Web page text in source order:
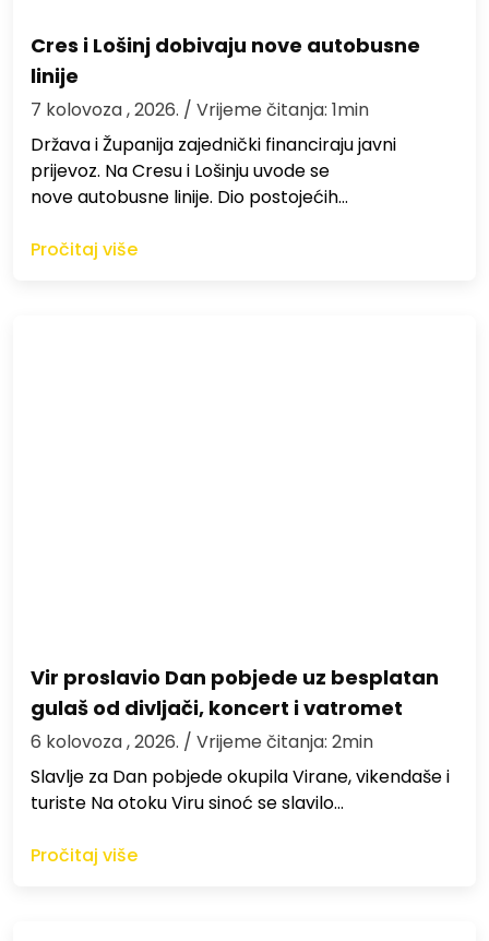
Cres i Lošinj dobivaju nove autobusne
linije
7 kolovoza , 2026. / Vrijeme čitanja: 1min
Država i Županija zajednički financiraju javni
prijevoz. Na Cresu i Lošinju uvode se
nove autobusne linije. Dio postojećih…
Pročitaj više
Vir proslavio Dan pobjede uz besplatan
gulaš od divljači, koncert i vatromet
6 kolovoza , 2026. / Vrijeme čitanja: 2min
Slavlje za Dan pobjede okupila Virane, vikendaše i
turiste Na otoku Viru sinoć se slavilo…
Pročitaj više